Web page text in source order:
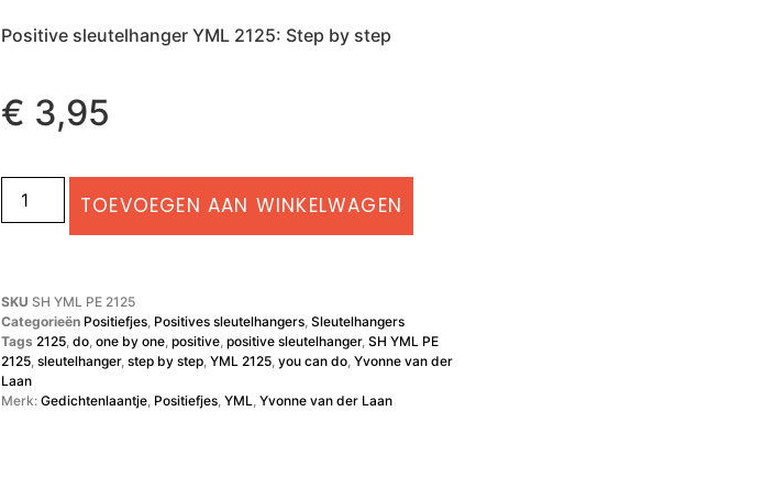
Positive sleutelhanger YML 2125: Step by step
€ 3,95
TOEVOEGEN AAN WINKELWAGEN
SKU SH YML PE 2125
Categorieën Positiefjes, Positives sleutelhangers, Sleutelhangers
Tags 2125, do, one by one, positive, positive sleutelhanger, SH YML PE
2125, sleutelhanger, step by step, YML 2125, you can do, Yvonne van der
Laan
Merk: Gedichtenlaantje, Positiefjes, YML, Yvonne van der Laan